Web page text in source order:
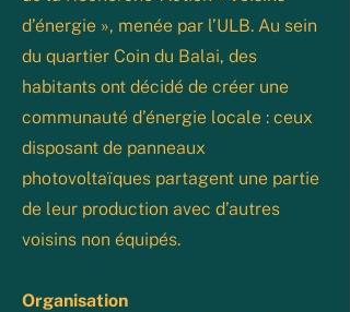
d’énergie », menée par l’ULB. Au sein
du quartier Coin du Balai, des
habitants ont décidé de créer une
communauté d’énergie locale : ceux
disposant de panneaux
photovoltaïques partagent une partie
de leur production avec d’autres
voisins non équipés.
Organisation